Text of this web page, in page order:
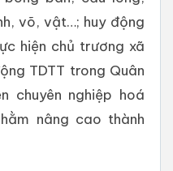
võ, vật…; huy động
hiện chủ trương xã
TDTT trong Quân
chuyên nghiệp hoá
nâng cao thành